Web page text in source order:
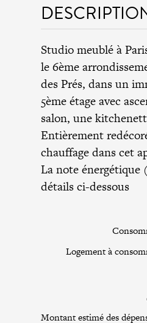
Studio meublé à
le 6ème
des Prés, dans un
5ème étage avec
salon, une
Entièrement
chauffage dans cet
La note énergétique
détails ci-dessous
Logement à
Montant estimé des